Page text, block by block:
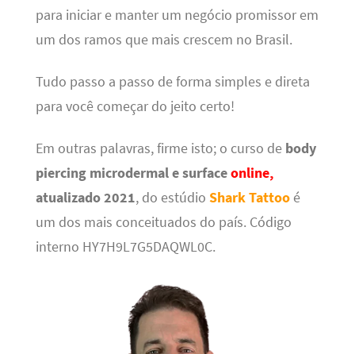
para iniciar e manter um negócio promissor em
um dos ramos que mais crescem no Brasil.
Tudo passo a passo de forma simples e direta
para você começar do jeito certo!
Em outras palavras, firme isto; o curso de body
piercing microdermal e surfaceonline,
atualizado 2021, do estúdio Shark Tattooé
um dos mais conceituados do país. Código
interno HY7H9L7G5DAQWL0C.